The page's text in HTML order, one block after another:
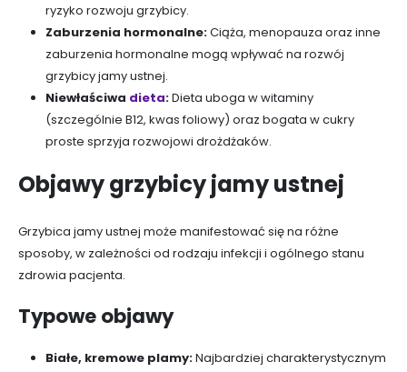
ryzyko rozwoju grzybicy.
Zaburzenia hormonalne:Ciąża, menopauza oraz inne
zaburzenia hormonalne mogą wpływać na rozwój
grzybicy jamy ustnej.
Niewłaściwa dieta:Dieta uboga w witaminy
(szczególnie B12, kwas foliowy) oraz bogata w cukry
proste sprzyja rozwojowi drożdżaków.
Objawy grzybicy jamy ustnej
Grzybica jamy ustnej może manifestować się na różne
sposoby, w zależności od rodzaju infekcji i ogólnego stanu
zdrowia pacjenta.
Typowe objawy
Białe, kremowe plamy:Najbardziej charakterystycznym